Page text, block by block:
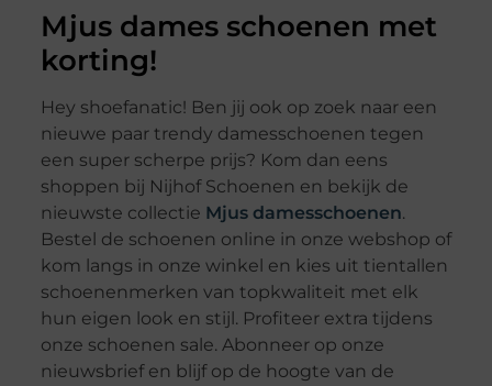
Mjus dames schoenen met
korting!
Hey shoefanatic! Ben jij ook op zoek naar een
nieuwe paar trendy damesschoenen tegen
een super scherpe prijs? Kom dan eens
shoppen bij Nijhof Schoenen en bekijk de
nieuwste collectie Mjus damesschoenen.
Bestel de schoenen online in onze webshop of
kom langs in onze winkel en kies uit tientallen
schoenenmerken van topkwaliteit met elk
hun eigen look en stijl. Profiteer extra tijdens
onze schoenen sale. Abonneer op onze
nieuwsbrief en blijf op de hoogte van de